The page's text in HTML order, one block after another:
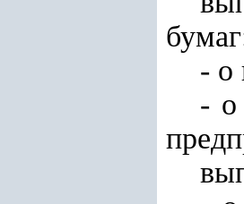
- о
-